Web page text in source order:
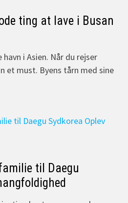
ting at lave i Busan
i Asien. Når du rejser
et must. Byens tårn med sine
til Daegu